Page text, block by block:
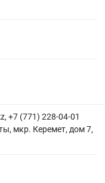
, +7 (771) 228-04-01
мкр. Керемет, дом 7,